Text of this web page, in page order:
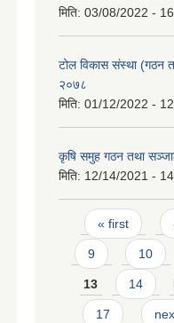
मिति: 03/08/2022 -
टोल विकास संस्था (गठन
२०७८
मिति: 01/12/2022 -
कृषि समुह गठन तथा
मिति: 12/14/2021 -
Pages
« first
9 10
13 14
17